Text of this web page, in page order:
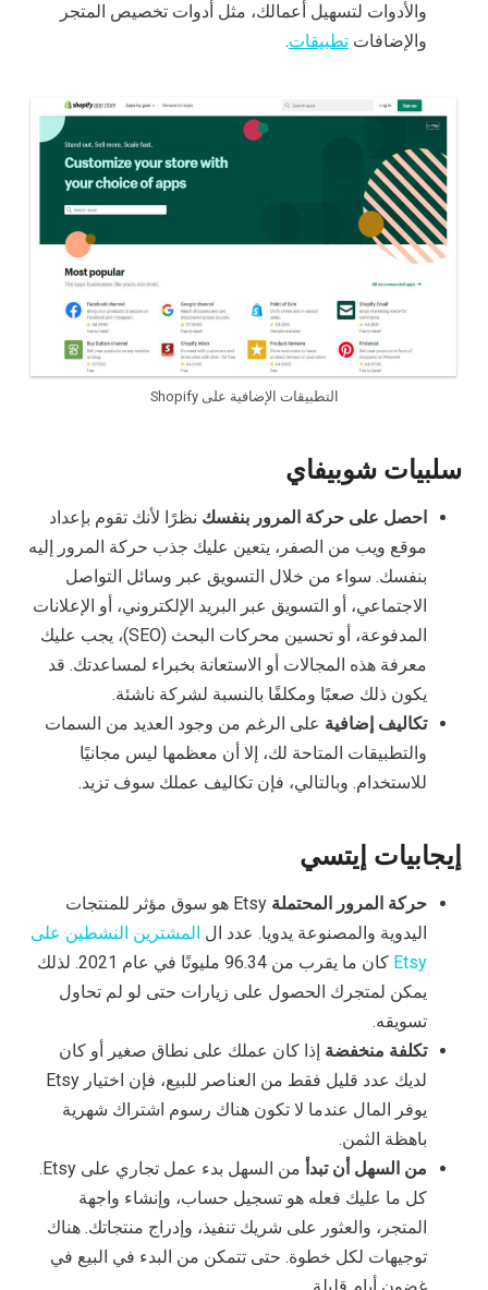
والأدوات لتسهيل أعمالك، مثل أدوات تخصيص المتجر
والإضافات تطبيقات.
التطبيقات الإضافية على Shopify
سلبيات شوبيفاي
احصل على حركة المرور بنفسك نظرًا لأنك تقوم بإعداد
موقع ويب من الصفر، يتعين عليك جذب حركة المرور إليه
بنفسك. سواء من خلال التسويق عبر وسائل التواصل
الاجتماعي، أو التسويق عبر البريد الإلكتروني، أو الإعلانات
المدفوعة، أو تحسين محركات البحث (SEO)، يجب عليك
معرفة هذه المجالات أو الاستعانة بخبراء لمساعدتك. قد
يكون ذلك صعبًا ومكلفًا بالنسبة لشركة ناشئة.
تكاليف إضافية على الرغم من وجود العديد من السمات
والتطبيقات المتاحة لك، إلا أن معظمها ليس مجانيًا
للاستخدام. وبالتالي، فإن تكاليف عملك سوف تزيد.
إيجابيات إيتسي
حركة المرور المحتملة
Etsy هو سوق مؤثر للمنتجات
اليدوية والمصنوعة يدويا. عدد ال المشترين النشطين على
Etsy
كان ما يقرب من 96.34 مليونًا في عام 2021. لذلك
يمكن لمتجرك الحصول على زيارات حتى لو لم تحاول
تسويقه.
تكلفة منخفضة إذا كان عملك على نطاق صغير أو كان
لديك عدد قليل فقط من العناصر للبيع، فإن اختيار Etsy
يوفر المال عندما لا تكون هناك رسوم اشتراك شهرية
باهظة الثمن.
من السهل أن تبدأ
من السهل بدء عمل تجاري على Etsy.
كل ما عليك فعله هو تسجيل حساب، وإنشاء واجهة
المتجر، والعثور على شريك تنفيذ، وإدراج منتجاتك. هناك
توجيهات لكل خطوة. حتى تتمكن من البدء في البيع في